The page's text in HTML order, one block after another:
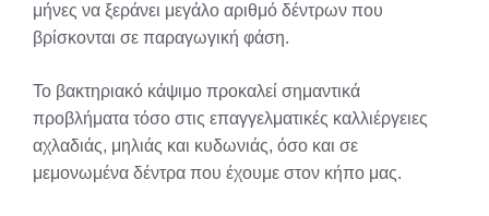
μήνες να ξεράνει μεγάλο αριθμό δέντρων που
βρίσκονται σε παραγωγική φάση.
Το βακτηριακό κάψιμο προκαλεί σημαντικά
προβλήματα τόσο στις επαγγελματικές καλλιέργειες
αχλαδιάς, μηλιάς και κυδωνιάς, όσο και σε
μεμονωμένα δέντρα που έχουμε στον κήπο μας.